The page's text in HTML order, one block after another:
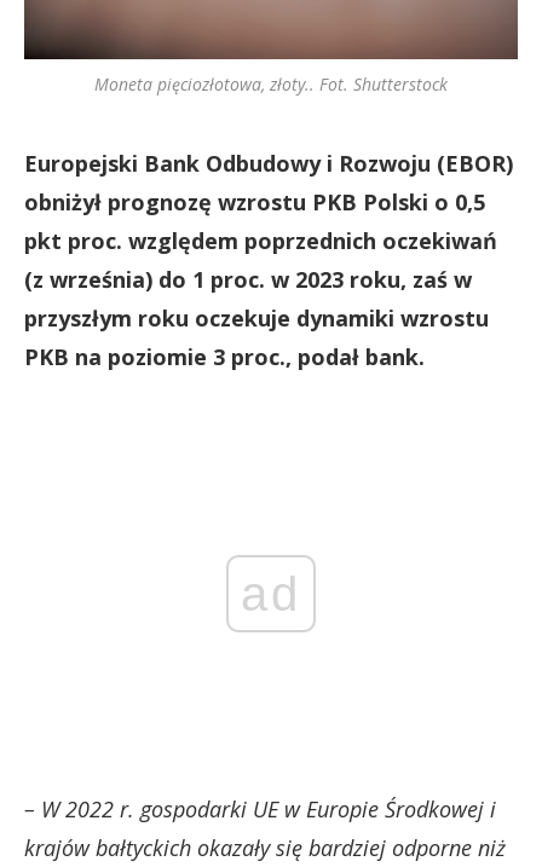
Moneta pięciozłotowa, złoty.. Fot. Shutterstock
Europejski Bank Odbudowy i Rozwoju (EBOR)
obniżył prognozę wzrostu PKB Polski o 0,5
pkt proc. względem poprzednich oczekiwań
(z września) do 1 proc. w 2023 roku, zaś w
przyszłym roku oczekuje dynamiki wzrostu
PKB na poziomie 3 proc., podał bank.
ad
– W 2022 r. gospodarki UE w Europie Środkowej i
krajów bałtyckich okazały się bardziej odporne niż